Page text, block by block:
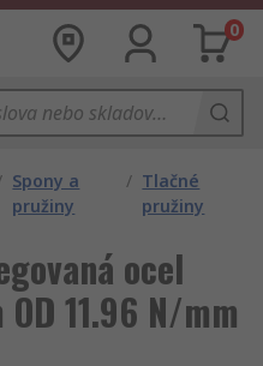
0
Spony a
pružiny
/ Tlačné
pružiny
ocel
11.96 N/mm